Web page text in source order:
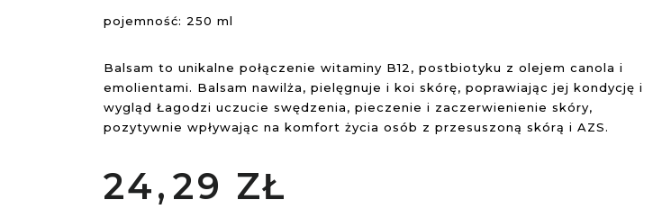
pojemność: 250 ml
Balsam to unikalne połączenie witaminy B12, postbiotyku z olejem canola i
emolientami. Balsam nawilża, pielęgnuje i koi skórę, poprawiając jej kondycję i
wygląd Łagodzi uczucie swędzenia, pieczenie i zaczerwienienie skóry,
pozytywnie wpływając na komfort życia osób z przesuszoną skórą i AZS.
24, 29 ZŁ